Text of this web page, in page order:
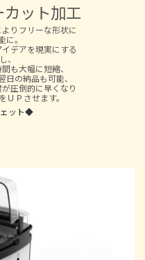
ット加工
りフリーな形状に
に。
デアを現実にする
、
も大幅に短縮、
の納品も可能、
圧倒的に早くなり
ＵＰさせます。
ット◆